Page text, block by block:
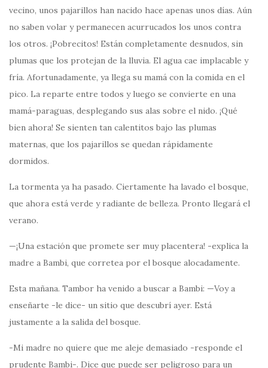
vecino, unos pajarillos han nacido hace apenas unos días. Aún
no saben volar y permanecen acurrucados los unos contra
los otros. ¡Pobrecitos! Están completamente desnudos, sin
plumas que los protejan de la lluvia. El agua cae implacable y
fría. Afortunadamente, ya llega su mamá con la comida en el
pico. La reparte entre todos y luego se convierte en una
mamá-paraguas, desplegando sus alas sobre el nido. ¡Qué
bien ahora! Se sienten tan calentitos bajo las plumas
maternas, que los pajarillos se quedan rápidamente
dormidos.
La tormenta ya ha pasado. Ciertamente ha lavado el bosque,
que ahora está verde y radiante de belleza. Pronto llegará el
verano.
—¡Una estación que promete ser muy placentera! -explica la
madre a Bambi, que corretea por el bosque alocadamente.
Esta mañana. Tambor ha venido a buscar a Bambi: —Voy a
enseñarte -le dice- un sitio que descubrí ayer. Está
justamente a la salida del bosque.
-Mi madre no quiere que me aleje demasiado -responde el
prudente Bambi-. Dice que puede ser peligroso para un